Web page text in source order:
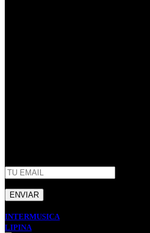
INTERMUSICA
LIPINA. PREMIUM E-COMMERCE